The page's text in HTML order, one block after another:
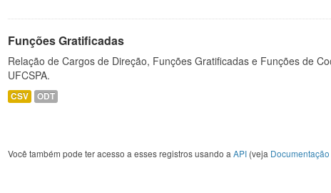
Funções Gratificadas
Relação de Cargos de Direção, Funções Gratificadas e Funções de
UFCSPA.
CSV ODT
Você também pode ter acesso a esses registros usando a API (veja